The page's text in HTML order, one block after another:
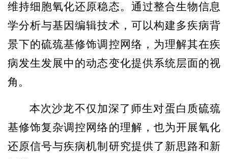
维持细胞氧化还原稳态。通过整合生物信息
学分析与基因编辑技术，可以构建多疾病背
景下的硫巯基修饰调控网络，为理解其在疾
病发生发展中的动态变化提供系统层面的视
角。
本次沙龙不仅加深了师生对蛋白质硫巯
基修饰复杂调控网络的理解，也为开展氧化
还原信号与疾病机制研究提供了新思路和新